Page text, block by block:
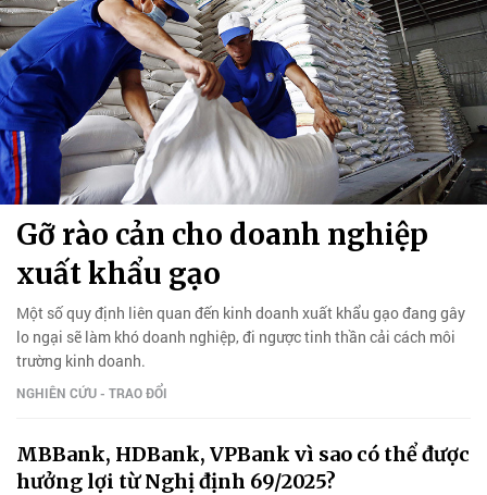
Gỡ rào cản cho doanh nghiệp
xuất khẩu gạo
Một số quy định liên quan đến kinh doanh xuất khẩu gạo đang gây
lo ngại sẽ làm khó doanh nghiệp, đi ngược tinh thần cải cách môi
trường kinh doanh.
NGHIÊN CỨU - TRAO ĐỔI
MBBank, HDBank, VPBank vì sao có thể được
hưởng lợi từ Nghị định 69/2025?